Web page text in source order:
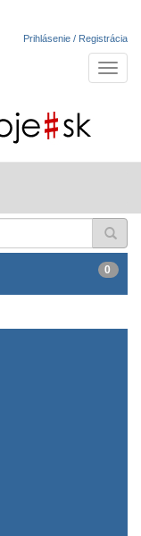
Prihlásenie / Registrácia
0